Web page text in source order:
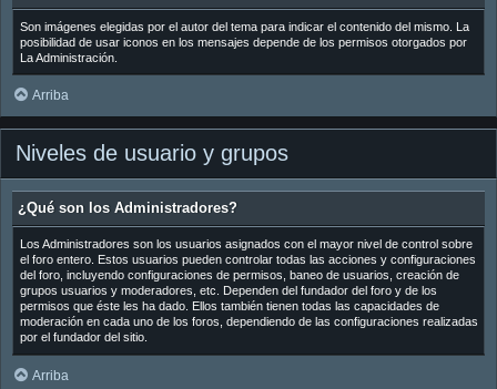
Son imágenes elegidas por el autor del tema para indicar el contenido del mismo. La
posibilidad de usar iconos en los mensajes depende de los permisos otorgados por
La Administración.
Arriba
Niveles de usuario y grupos
¿Qué son los Administradores?
Los Administradores son los usuarios asignados con el mayor nivel de control sobre
el foro entero. Estos usuarios pueden controlar todas las acciones y configuraciones
del foro, incluyendo configuraciones de permisos, baneo de usuarios, creación de
grupos usuarios y moderadores, etc. Dependen del fundador del foro y de los
permisos que éste les ha dado. Ellos también tienen todas las capacidades de
moderación en cada uno de los foros, dependiendo de las configuraciones realizadas
por el fundador del sitio.
Arriba